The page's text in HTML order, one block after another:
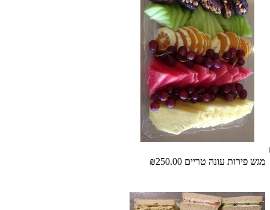
מגש פירות עונה טריים ₪250.00